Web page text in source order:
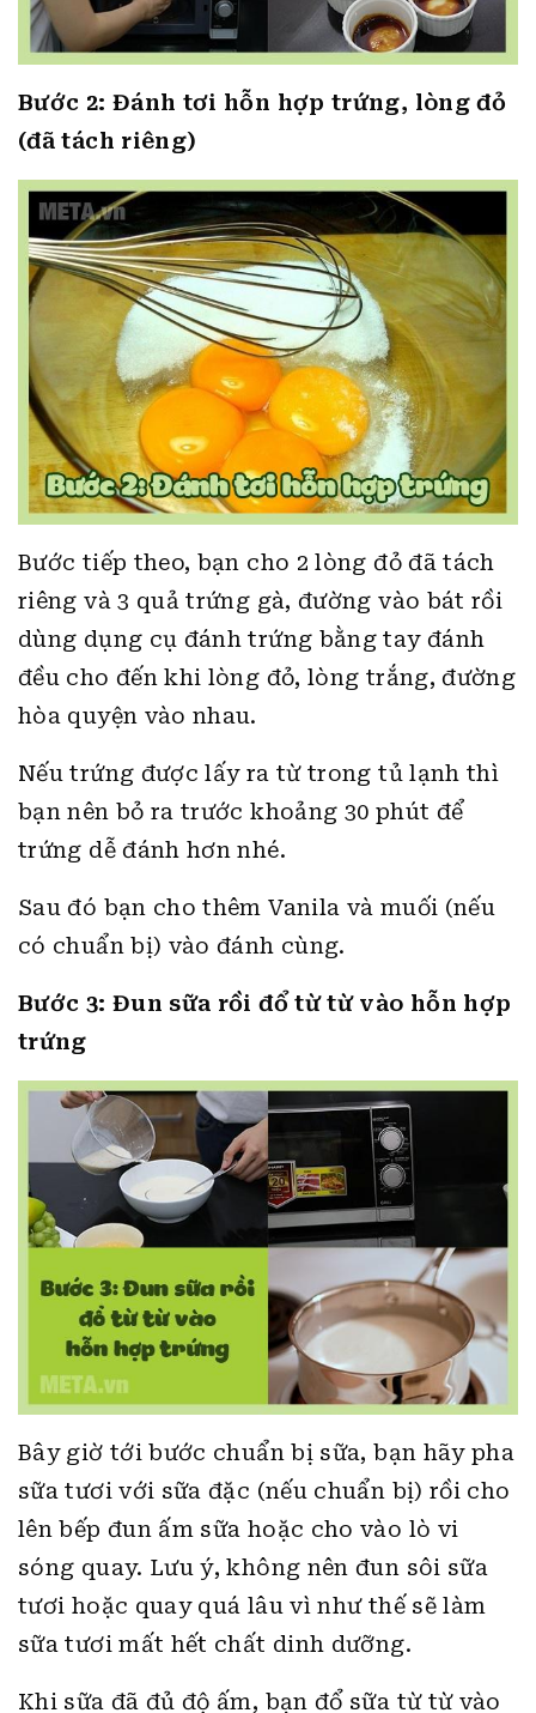
Bước 2: Đánh tơi hỗn hợp trứng, lòng đỏ
(đã tách riêng)
Bước tiếp theo, bạn cho 2 lòng đỏ đã tách
riêng và 3 quả trứng gà, đường vào bát rồi
dùng dụng cụ đánh trứng bằng tay đánh
đều cho đến khi lòng đỏ, lòng trắng, đường
hòa quyện vào nhau.
Nếu trứng được lấy ra từ trong tủ lạnh thì
bạn nên bỏ ra trước khoảng 30 phút để
trứng dễ đánh hơn nhé.
Sau đó bạn cho thêm Vanila và muối (nếu
có chuẩn bị) vào đánh cùng.
Bước 3: Đun sữa rồi đổ từ từ vào hỗn hợp
trứng
Bây giờ tới bước chuẩn bị sữa, bạn hãy pha
sữa tươi với sữa đặc (nếu chuẩn bị) rồi cho
lên bếp đun ấm sữa hoặc cho vào lò vi
sóng quay. Lưu ý, không nên đun sôi sữa
tươi hoặc quay quá lâu vì như thế sẽ làm
sữa tươi mất hết chất dinh dưỡng.
Khi sữa đã đủ độ ấm, bạn đổ sữa từ từ vào